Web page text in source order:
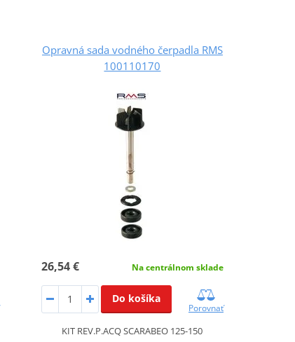
Opravná sada vodného čerpadla RMS
100110170
26,54 € Na centrálnom sklade
Do košíka
Porovnať
KIT REV.P.ACQ SCARABEO 125-150